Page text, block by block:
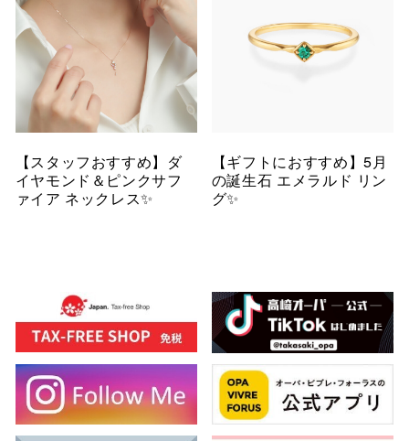
【スタッフおすすめ】ダ
イヤモンド＆ピンクサフ
ァイア ネックレス✨
【ギフトにおすすめ】5月
の誕生石 エメラルド リン
グ✨